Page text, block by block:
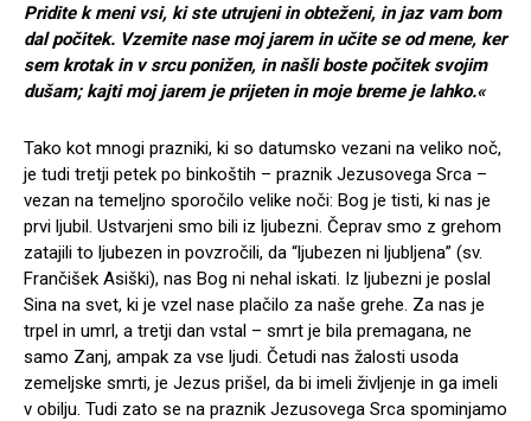
Pridite k meni vsi, ki ste utrujeni in obteženi, in jaz vam bom
dal počitek. Vzemite nase moj jarem in učite se od mene, ker
sem krotak in v srcu ponižen, in našli boste počitek svojim
dušam; kajti moj jarem je prijeten in moje breme je lahko.«
Tako kot mnogi prazniki, ki so datumsko vezani na veliko noč,
je tudi tretji petek po binkoštih – praznik Jezusovega Srca –
vezan na temeljno sporočilo velike noči: Bog je tisti, ki nas je
prvi ljubil. Ustvarjeni smo bili iz ljubezni. Čeprav smo z grehom
zatajili to ljubezen in povzročili, da “ljubezen ni ljubljena” (sv.
Frančišek Asiški), nas Bog ni nehal iskati. Iz ljubezni je poslal
Sina na svet, ki je vzel nase plačilo za naše grehe. Za nas je
trpel in umrl, a tretji dan vstal – smrt je bila premagana, ne
samo Zanj, ampak za vse ljudi. Četudi nas žalosti usoda
zemeljske smrti, je Jezus prišel, da bi imeli življenje in ga imeli
v obilju. Tudi zato se na praznik Jezusovega Srca spominjamo